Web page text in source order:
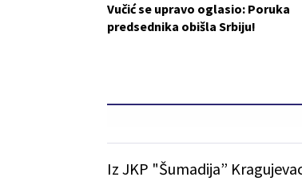
Vučić se upravo oglasio: Poruka
predsednika obišla Srbiju!
Iz JKP "Šumadija”